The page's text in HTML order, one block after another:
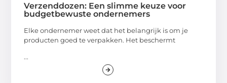
Verzenddozen: Een slimme keuze voor
budgetbewuste ondernemers
Elke ondernemer weet dat het belangrijk is om je
producten goed te verpakken. Het beschermt
...